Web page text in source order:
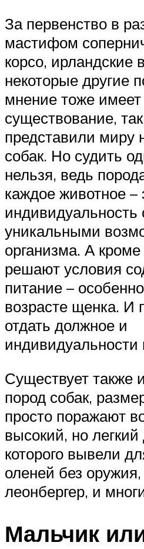
За первенство в
мастифом
корсо, ирландские
некоторые другие
мнение тоже
существование,
представили миру
собак. Но судить
нельзя, ведь
каждое животное –
уникальными
организма. А кроме
решают условия
питание –
возрасте щенка. И
отдать должное и
индивидуальности
Существует также
пород собак,
просто поражают
высокий, но
которого вывели
оленей без
леонбергер, и
Мальчик